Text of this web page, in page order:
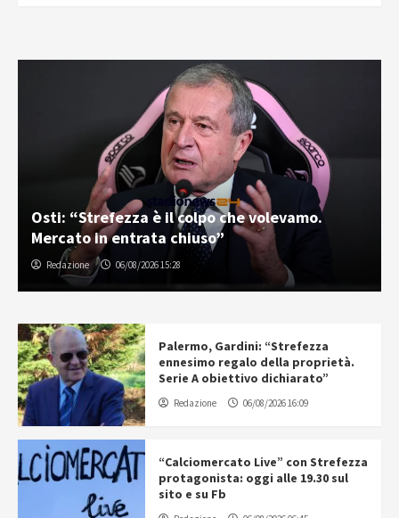
Osti: “Strefezza è il colpo che volevamo.
Mercato in entrata chiuso”
Redazione 06/08/2026 15:28
Palermo, Gardini: “Strefezza
ennesimo regalo della proprietà.
Serie A obiettivo dichiarato”
Redazione 06/08/2026 16:09
“Calciomercato Live” con Strefezza
protagonista: oggi alle 19.30 sul
sito e su Fb